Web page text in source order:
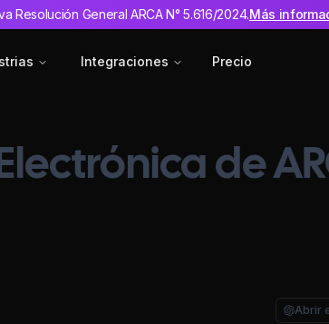
Resolución General ARCA N° 5.616/2024.Más
Integraciones Precio
de
Abrir